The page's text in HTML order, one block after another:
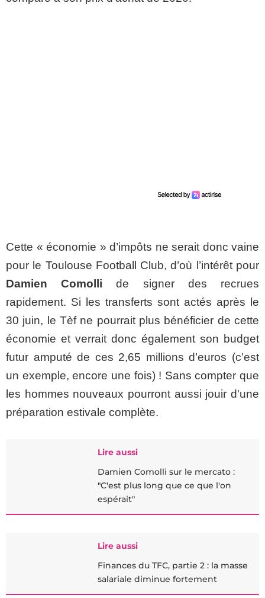
Cette « économie » d’impôts ne serait donc vaine
pour le Toulouse Football Club, d’où l’intérêt pour
Damien Comolli de signer des recrues
rapidement. Si les transferts sont actés après le
30 juin, le Tèf ne pourrait plus bénéficier de cette
économie et verrait donc également son budget
futur amputé de ces 2,65 millions d’euros (c’est
un exemple, encore une fois) ! Sans compter que
les hommes nouveaux pourront aussi jouir d'une
préparation estivale complète.
Lire aussi
Damien Comolli sur le mercato :
"C'est plus long que ce que l'on
espérait"
Lire aussi
Finances du TFC, partie 2 : la masse
salariale diminue fortement